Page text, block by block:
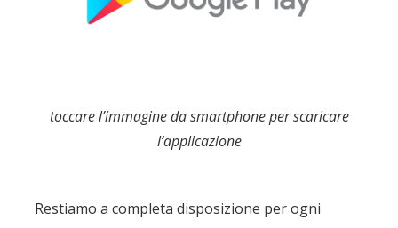
toccare l’immagine da smartphone per scaricare
l’applicazione
Restiamo a completa disposizione per ogni